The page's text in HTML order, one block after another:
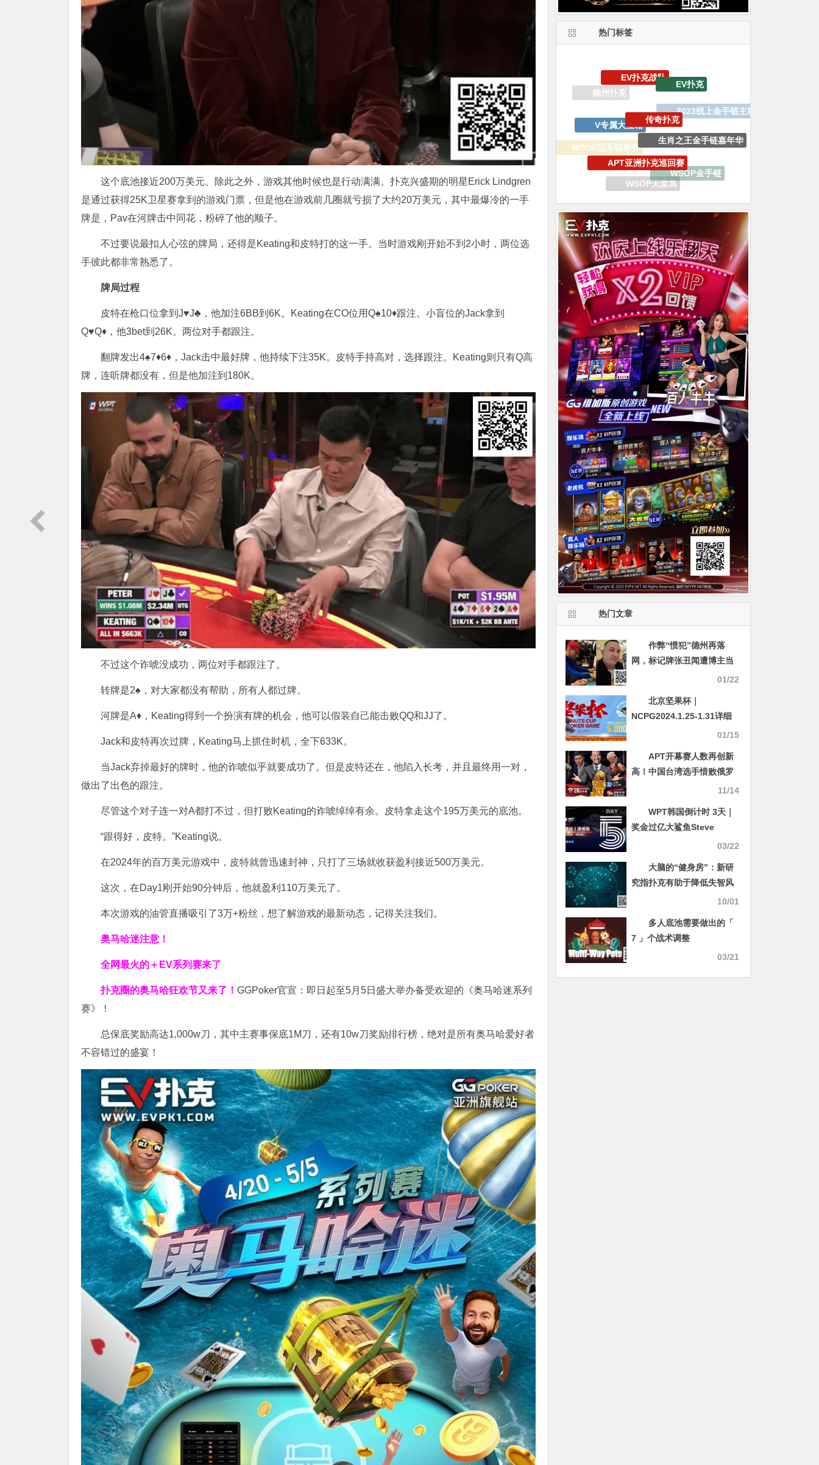
这个底池接近200万美元。除此之外，游戏其他时候也是行动满满。扑克兴盛期的明星Erick Lindgren
是通过获得25K卫星赛拿到的游戏门票，但是他在游戏前几圈就亏损了大约20万美元，其中最爆冷的一手
牌是，Pav在河牌击中同花，粉碎了他的顺子。
不过要说最扣人心弦的牌局，还得是Keating和皮特打的这一手。当时游戏刚开始不到2小时，两位选
手彼此都非常熟悉了。
牌局过程
皮特在枪口位拿到J♥J♣，他加注6BB到6K。Keating在CO位用Q♠10♦跟注。小盲位的Jack拿到
Q♥Q♦，他3bet到26K。两位对手都跟注。
翻牌发出4♠7♦6♦，Jack击中最好牌，他持续下注35K。皮特手持高对，选择跟注。Keating则只有Q高
牌，连听牌都没有，但是他加注到180K。
不过这个诈唬没成功，两位对手都跟注了。
转牌是2♠，对大家都没有帮助，所有人都过牌。
河牌是A♦，Keating得到一个扮演有牌的机会，他可以假装自己能击败QQ和JJ了。
Jack和皮特再次过牌，Keating马上抓住时机，全下633K。
当Jack弃掉最好的牌时，他的诈唬似乎就要成功了。但是皮特还在，他陷入长考，并且最终用一对，
做出了出色的跟注。
尽管这个对子连一对A都打不过，但打败Keating的诈唬绰绰有余。皮特拿走这个195万美元的底池。
“跟得好，皮特。”Keating说。
在2024年的百万美元游戏中，皮特就曾迅速封神，只打了三场就收获盈利接近500万美元。
这次，在Day1刚开始90分钟后，他就盈利110万美元了。
本次游戏的油管直播吸引了3万+粉丝，想了解游戏的最新动态，记得关注我们。
奥马哈迷注意！
全网最火的＋EV系列赛来了
扑克圈的奥马哈狂欢节又来了！ GGPoker官宣：即日起至5月5日盛大举办备受欢迎的《奥马哈迷系列
赛》！
总保底奖励高达1,000w刀，其中主赛事保底1M刀，还有10w刀奖励排行榜，绝对是所有奥马哈爱好者
不容错过的盛宴！
热门标签
百W赏金猎人大奖赛
GoG黄金游戏
WSOP冠军锦标赛
V专属大宝箱
传奇扑克
WSOP金手链
WSOP天堂岛
APT亚洲扑克巡回赛
热门文章
作弊“惯犯”德州再落
网，标记牌张丑闻遭博主当
01/22
北京坚果杯｜
NCPG2024.1.25-1.31详细
01/15
APT开幕赛人数再创新
高！中国台湾选手惜败俄罗
11/14
WPT韩国倒计时 3天｜
奖金过亿大鲨鱼Steve
O’Dwyer在济州岛等你来！
03/22
大脑的“健身房”：新研
究指扑克有助于降低失智风
10/01
多人底池需要做出的「
7 」个战术调整
03/21